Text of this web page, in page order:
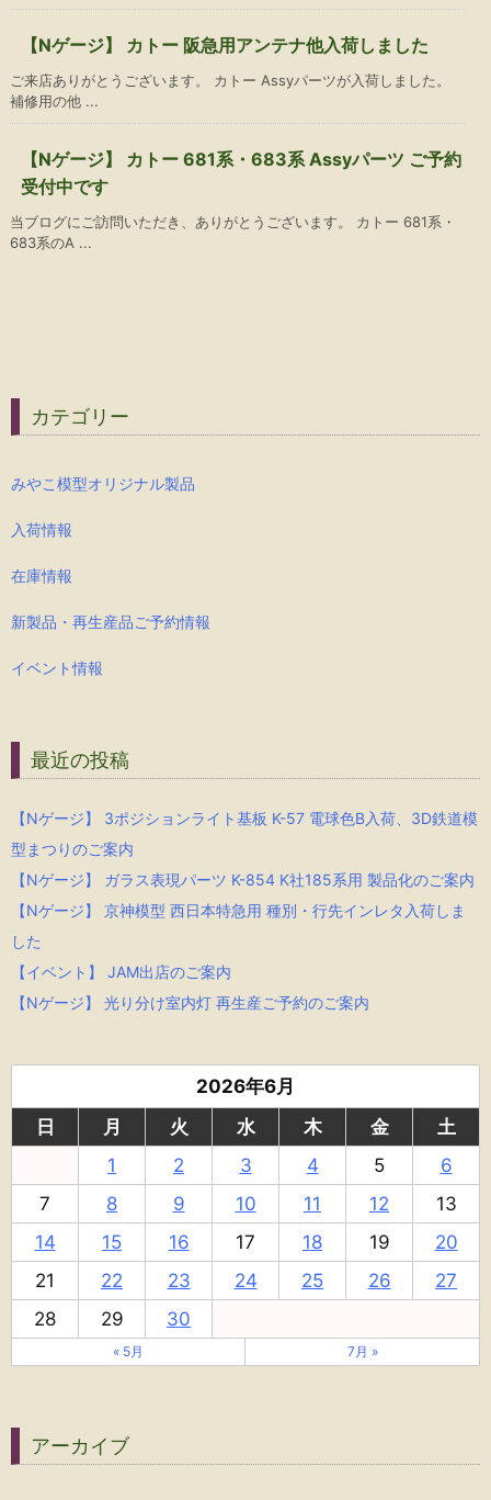
【Nゲージ】 カトー 阪急用アンテナ他入荷しました
ご来店ありがとうございます。 カトー Assyパーツが入荷しました。
補修用の他 ...
【Nゲージ】 カトー 681系・683系 Assyパーツ ご予約
受付中です
当ブログにご訪問いただき、ありがとうございます。 カトー 681系・
683系のA ...
カテゴリー
みやこ模型オリジナル製品
入荷情報
在庫情報
新製品・再生産品ご予約情報
イベント情報
最近の投稿
【Nゲージ】 3ポジションライト基板 K-57 電球色B入荷、3D鉄道模
型まつりのご案内
【Nゲージ】 ガラス表現パーツ K-854 K社185系用 製品化のご案内
【Nゲージ】 京神模型 西日本特急用 種別・行先インレタ入荷しま
した
【イベント】 JAM出店のご案内
【Nゲージ】 光り分け室内灯 再生産ご予約のご案内
2026年6月
日
月 火 水 木 金
土
1
2 3 4 5
6
7
8 9 10 11 12
13
14
15 16 17 18 19
20
21
22 23 24 25 26
27
28
29 30
« 5月 7月 »
アーカイブ